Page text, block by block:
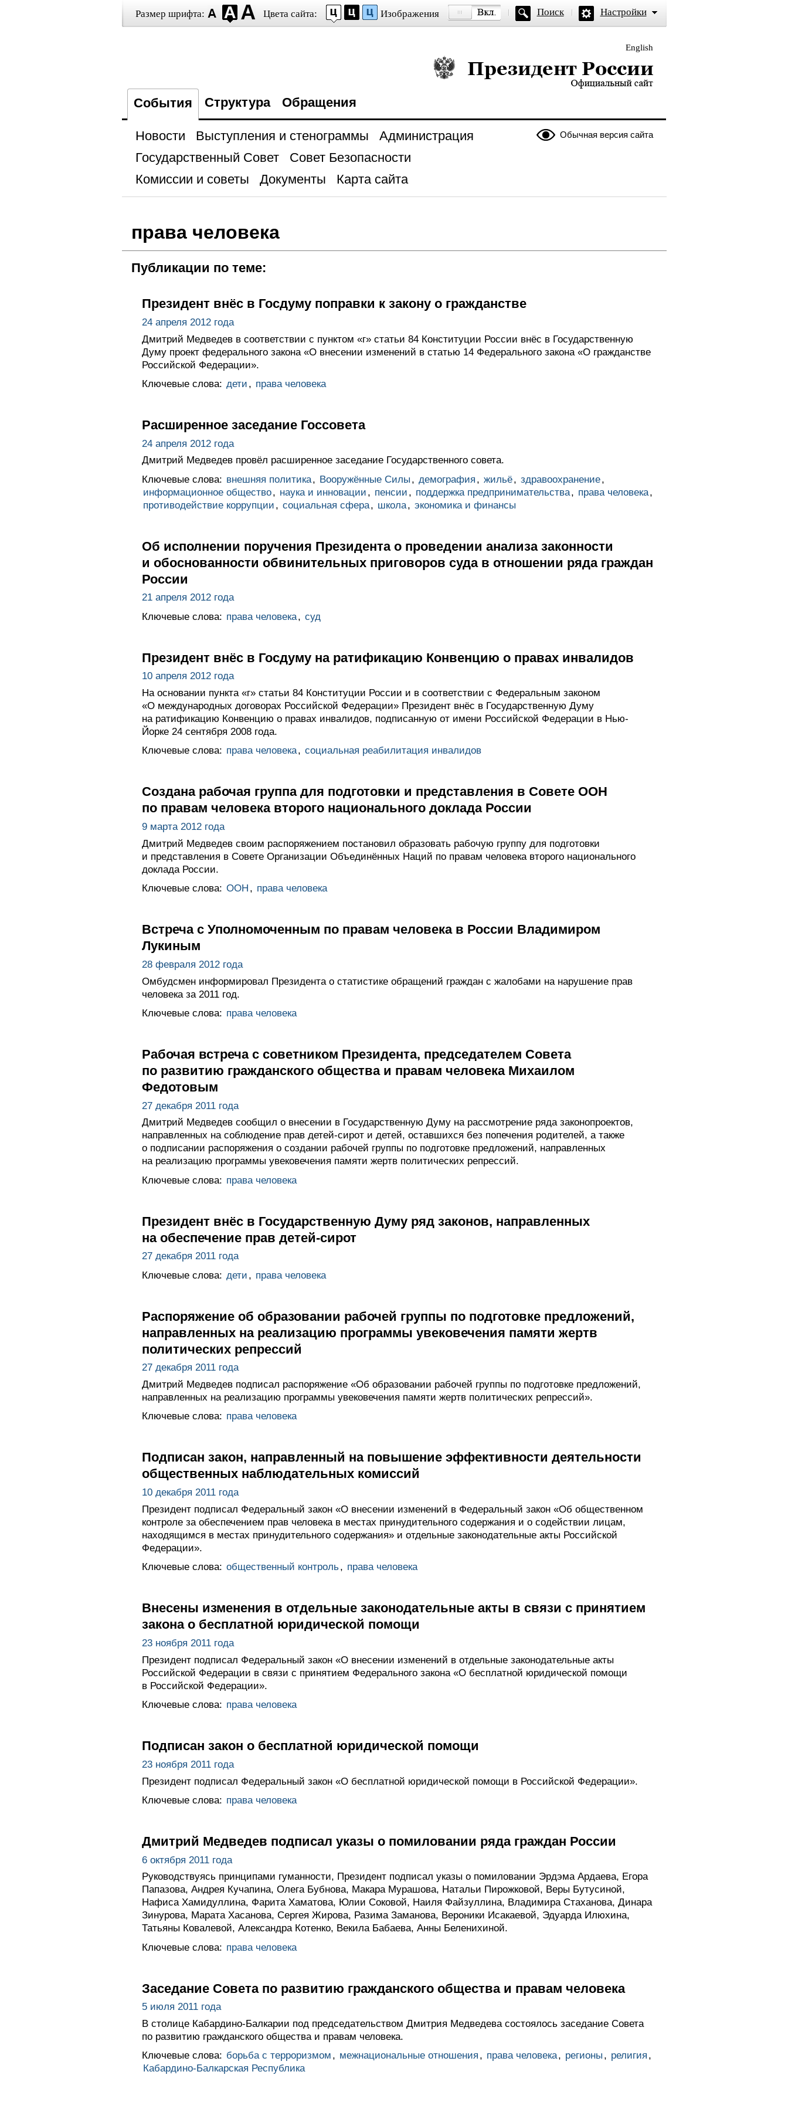
Размер шрифта: Цвета сайта: Изображения Поиск Настройки
English
Президент России — официальный сайт
События Структура Обращения
Обычная версия сайта
Новости Выступления и стенограммы
Администрация
Государственный Совет
Совет Безопасности
Комиссии и советы
Документы Карта сайта
права человека
Публикации по теме:
Президент внёс в Госдуму поправки к закону о гражданстве
24 апреля 2012 года
Дмитрий Медведев в соответствии с пунктом «г» статьи 84 Конституции России внёс в Государственную
Думу проект федерального закона «О внесении изменений в статью 14 Федерального закона «О гражданстве
Российской Федерации».
Ключевые слова: дети , права человека
Расширенное заседание Госсовета
24 апреля 2012 года
Дмитрий Медведев провёл расширенное заседание Государственного совета.
Ключевые слова: внешняя политика, Вооружённые Силы , демография , жильё, здравоохранение,
информационное общество, наука и инновации , пенсии , поддержка предпринимательства, права человека,
противодействие коррупции , социальная сфера, школа, экономика и финансы
Об исполнении поручения Президента о проведении анализа законности
и обоснованности обвинительных приговоров суда в отношении ряда граждан
России
21 апреля 2012 года
Ключевые слова: права человека, суд
Президент внёс в Госдуму на ратификацию Конвенцию о правах инвалидов
10 апреля 2012 года
На основании пункта «г» статьи 84 Конституции России и в соответствии с Федеральным законом
«О международных договорах Российской Федерации» Президент внёс в Государственную Думу
на ратификацию Конвенцию о правах инвалидов, подписанную от имени Российской Федерации в Нью-
Йорке 24 сентября 2008 года.
Ключевые слова: права человека, социальная реабилитация инвалидов
Создана рабочая группа для подготовки и представления в Совете ООН
по правам человека второго национального доклада России
9 марта 2012 года
Дмитрий Медведев своим распоряжением постановил образовать рабочую группу для подготовки
и представления в Совете Организации Объединённых Наций по правам человека второго национального
доклада России.
Ключевые слова: ООН , права человека
Встреча с Уполномоченным по правам человека в России Владимиром
Лукиным
28 февраля 2012 года
Омбудсмен информировал Президента о статистике обращений граждан с жалобами на нарушение прав
человека за 2011 год.
Ключевые слова: права человека
Рабочая встреча с советником Президента, председателем Совета
по развитию гражданского общества и правам человека Михаилом
Федотовым
27 декабря 2011 года
Дмитрий Медведев сообщил о внесении в Государственную Думу на рассмотрение ряда законопроектов,
направленных на соблюдение прав детей-сирот и детей, оставшихся без попечения родителей, а также
о подписании распоряжения о создании рабочей группы по подготовке предложений, направленных
на реализацию программы увековечения памяти жертв политических репрессий.
Ключевые слова: права человека
Президент внёс в Государственную Думу ряд законов, направленных
на обеспечение прав детей-сирот
27 декабря 2011 года
Ключевые слова: дети , права человека
Распоряжение об образовании рабочей группы по подготовке предложений,
направленных на реализацию программы увековечения памяти жертв
политических репрессий
27 декабря 2011 года
Дмитрий Медведев подписал распоряжение «Об образовании рабочей группы по подготовке предложений,
направленных на реализацию программы увековечения памяти жертв политических репрессий».
Ключевые слова: права человека
Подписан закон, направленный на повышение эффективности деятельности
общественных наблюдательных комиссий
10 декабря 2011 года
Президент подписал Федеральный закон «О внесении изменений в Федеральный закон «Об общественном
контроле за обеспечением прав человека в местах принудительного содержания и о содействии лицам,
находящимся в местах принудительного содержания» и отдельные законодательные акты Российской
Федерации».
Ключевые слова: общественный контроль, права человека
Внесены изменения в отдельные законодательные акты в связи с принятием
закона о бесплатной юридической помощи
23 ноября 2011 года
Президент подписал Федеральный закон «О внесении изменений в отдельные законодательные акты
Российской Федерации в связи с принятием Федерального закона «О бесплатной юридической помощи
в Российской Федерации».
Ключевые слова: права человека
Подписан закон о бесплатной юридической помощи
23 ноября 2011 года
Президент подписал Федеральный закон «О бесплатной юридической помощи в Российской Федерации».
Ключевые слова: права человека
Дмитрий Медведев подписал указы о помиловании ряда граждан России
6 октября 2011 года
Руководствуясь принципами гуманности, Президент подписал указы о помиловании Эрдэма Ардаева, Егора
Папазова, Андрея Кучапина, Олега Бубнова, Макара Мурашова, Натальи Пирожковой, Веры Бутусиной,
Нафиса Хамидуллина, Фарита Хаматова, Юлии Соковой, Наиля Файзуллина, Владимира Стаханова, Динара
Зинурова, Марата Хасанова, Сергея Жирова, Разима Заманова, Вероники Исакаевой, Эдуарда Илюхина,
Татьяны Ковалевой, Александра Котенко, Векила Бабаева, Анны Беленихиной.
Ключевые слова: права человека
Заседание Совета по развитию гражданского общества и правам человека
5 июля 2011 года
В столице Кабардино-Балкарии под председательством Дмитрия Медведева состоялось заседание Совета
по развитию гражданского общества и правам человека.
Ключевые слова: борьба с терроризмом , межнациональные отношения , права человека, регионы , религия ,
Кабардино-Балкарская Республика